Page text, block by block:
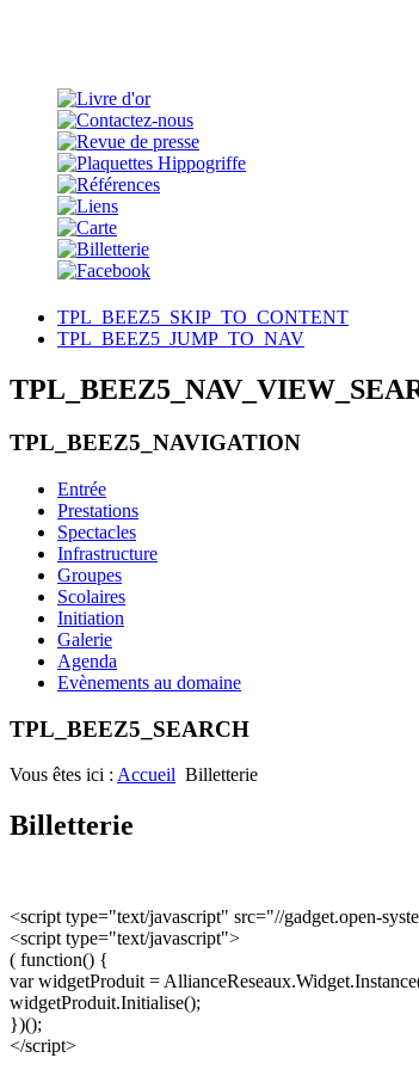
TPL_BEEZ5_SKIP_TO_CONTENT
TPL_BEEZ5_JUMP_TO_NAV
TPL_BEEZ5_NAVIGATION
Entrée
Prestations
Spectacles
Infrastructure
Groupes
Scolaires
Initiation
Galerie
Agenda
Evènements au domaine
TPL_BEEZ5_SEARCH
Vous êtes ici : Accueil Billetterie
Billetterie
<script type="text/javascript" src="//gadget.open-
<script type="text/javascript">
( function() {
var widgetProduit =
widgetProduit.Initialise();
})();
</script>